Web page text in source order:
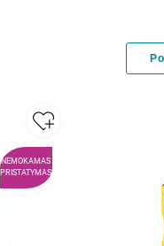
NEMOKAMAS
PRISTATYMAS